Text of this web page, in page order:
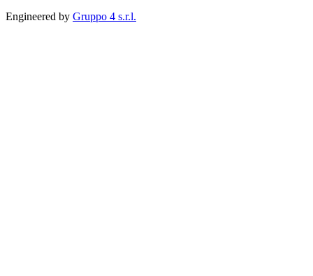
Engineered by Gruppo 4 s.r.l.